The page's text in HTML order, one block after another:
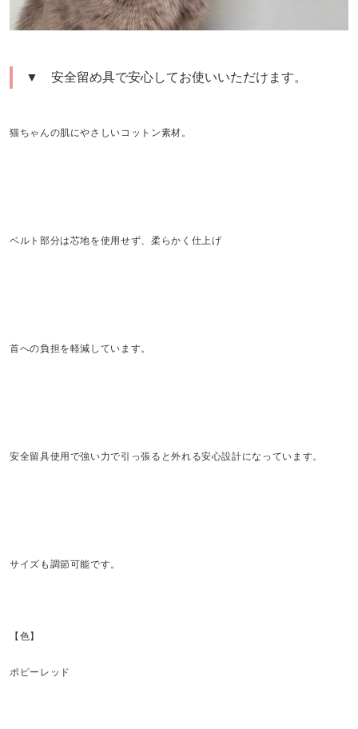
▼ 安全留め具で安心してお使いいただけます。
猫ちゃんの肌にやさしいコットン素材。
ベルト部分は芯地を使用せず、柔らかく仕上げ
首への負担を軽減しています。
安全留具使用で強い力で引っ張ると外れる安心設計になっています。
サイズも調節可能です。
【色】
ポピーレッド